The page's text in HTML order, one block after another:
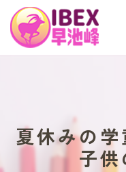
夏休みの
子